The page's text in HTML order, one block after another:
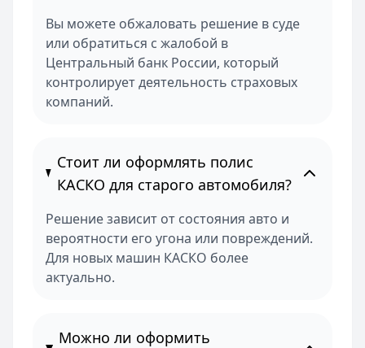
Вы можете обжаловать решение в суде
или обратиться с жалобой в
Центральный банк России, который
контролирует деятельность страховых
компаний.
Стоит ли оформлять полис
КАСКО для старого автомобиля?
Решение зависит от состояния авто и
вероятности его угона или повреждений.
Для новых машин КАСКО более
актуально.
Можно ли оформить